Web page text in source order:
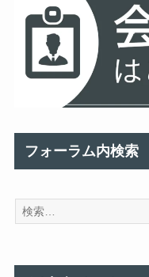
フォーラム内検索